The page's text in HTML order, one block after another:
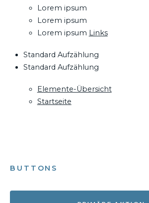
Lorem ipsum
Lorem ipsum
Lorem ipsum Links
Standard Aufzählung
Standard Aufzählung
Elemente-Übersicht
Startseite
BUTTONS